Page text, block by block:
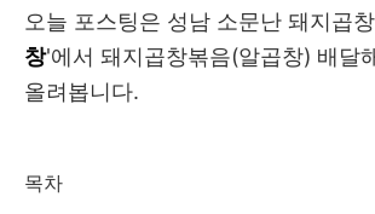
오늘 포스팅은 성남 소문난 돼지곱
창'에서 돼지곱창볶음(알곱창) 배달
올려봅니다.
목차